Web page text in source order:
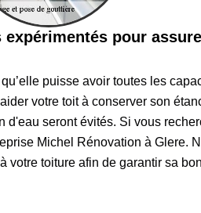
pour
puisse avoir toutes les
votre toit à conserver son
seront évités. Si vous
Michel Rénovation à Glere.
votre toiture afin de garantir sa